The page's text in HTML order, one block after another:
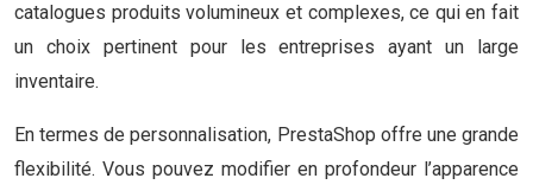
catalogues produits volumineux et complexes, ce qui en fait
un choix pertinent pour les entreprises ayant un large
inventaire.
En termes de personnalisation, PrestaShop offre une grande
flexibilité. Vous pouvez modifier en profondeur l’apparence